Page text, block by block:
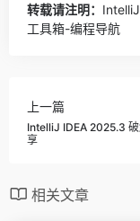
转载请注明：
工具箱-编程导航
上一篇
IntelliJ IDEA 2025.3
享
相关文章